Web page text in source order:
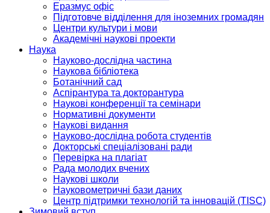
Еразмус офіс
Підготовче відділення для іноземних громадян
Центри культури і мови
Академічні наукові проекти
Наука
Науково-дослідна частина
Наукова бібліотека
Ботанічний сад
Аспірантура та докторантура
Наукові конференції та семінари
Нормативні документи
Наукові видання
Науково-дослідна робота студентів
Докторські спеціалізовані ради
Перевірка на плагіат
Рада молодих вчених
Наукові школи
Науковометричні бази даних
Центр підтримки технологій та інновацій (TISC)